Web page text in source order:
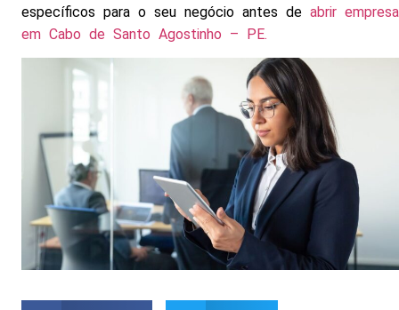
específicos para o seu negócio antes de abrir empresa
em Cabo de Santo Agostinho – PE.